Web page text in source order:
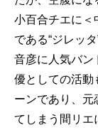
小百合チエに＜
である“ジレッ
音彦に人気バン
優としての活動
ーンであり、元
てしまう間リエ